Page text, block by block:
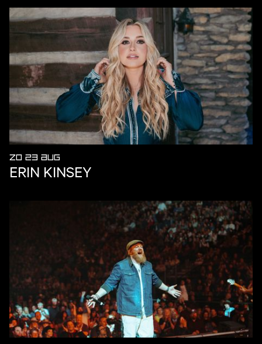
ZO 23 AUG
ERIN KINSEY